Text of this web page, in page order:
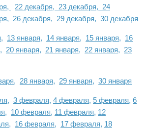
22 декабря, 23 декабря, 24
26 декабря, 29 декабря, 30 декабря
13 января, 14 января, 15 января, 16
20 января, 21 января, 22 января, 23
28 января, 29 января, 30 января
3 февраля, 4 февраля, 5 февраля, 6
10 февраля, 11 февраля, 12
16 февраля, 17 февраля, 18